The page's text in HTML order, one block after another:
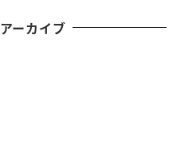
アーカイブ